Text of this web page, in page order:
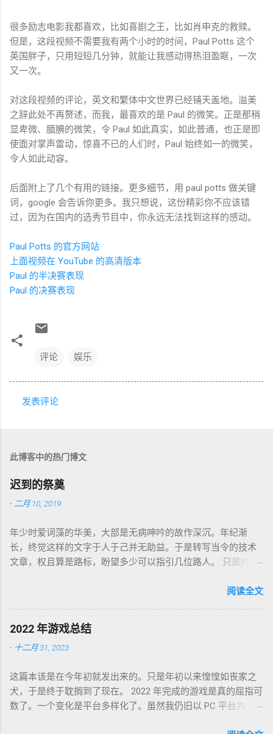
很多励志电影我都喜欢，比如喜剧之王，比如肖申克的救赎。
但是，这段视频不需要我有两个小时的时间，Paul Potts 这个
英国胖子，只用短短几分钟，就能让我感动得热泪盈眶，一次
又一次。
对这段视频的评论，英文和繁体中文世界已经铺天盖地。溢美
之辞此处不再赘述，而我，最喜欢的是 Paul 的微笑。正是那稍
显卑微、腼腆的微笑，令 Paul 如此真实，如此普通，也正是即
使面对掌声雷动，惊喜不已的人们时，Paul 始终如一的微笑，
令人如此动容。
后面附上了几个有用的链接。更多细节，用 paul potts 做关键
词，google 会告诉你更多。我只想说，这份精彩你不应该错
过，因为在国内的选秀节目中，你永远无法找到这样的感动。
Paul Potts 的官方网站
上面视频在 YouTube 的高清版本
Paul 的半决赛表现
Paul 的决赛表现
评论 娱乐
发表评论
此博客中的热门博文
迟到的祭奠
- 二月 10, 2019
年少时爱词藻的华美，大部是无病呻吟的故作深沉。年纪渐
长，终觉这样的文字于人于己并无助益。于是转写当令的技术
文章，权且算是路标，盼望多少可以指引几位路人。 只是时代
图标为何物，转眼千禧一代业已成人，不知墙为何物。互联网
盛开，RSS 之父自戕，开源日益沦为资本巨鳄博弈的棋子。 这
个光怪陆离的世界，不是游戏中的虚幻场景，却是千千万万个
如我一样的人鞠躬尽瘁亲手打造的魔幻现实。这可是我曾希冀
世界如此复杂，我连这巨轮的去向也无从分辨。 辗转无眠的夜
晚，陪在枕边的便是金庸老先生的几部书。每每读到若有所
悟，才能在黎明前草草小憩。老先生从武侠到无侠，层层递进
阅读全文
2022 年游戏总结
- 十二月 31, 2023
这篇本该是在今年初就发出来的。只是年初以来惶惶如丧家之
犬，于是终于耽搁到了现在。 2022 年完成的游戏是真的屈指可
数了。一个变化是平台多样化了。虽然我仍旧以 PC 平台为